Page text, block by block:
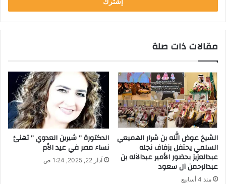
مقالات ذات صلة
الشيخ عوض الله بن شرار الهميعي
السلمي يحتفل بزفاف نجله
عبدالعزيز بحضور الأمير عبدالآله بن
عبدالرحمن آل سعود
منذ 4 أسابيع
الدكتورة ” شيرين العدوي ” تهنئ
نساء مصر في عيد الأم
آذار 22, 2025, 1:24 ص